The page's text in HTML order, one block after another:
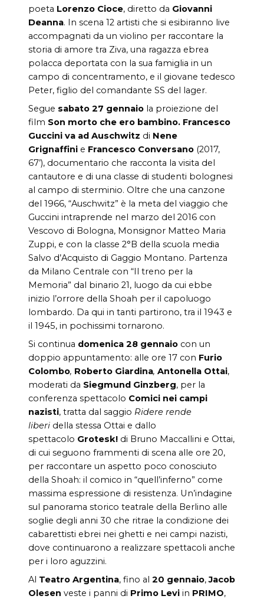
poeta Lorenzo Cioce, diretto da Giovanni
Deanna. In scena 12 artisti che si esibiranno live
accompagnati da un violino per raccontare la
storia di amore tra Ziva, una ragazza ebrea
polacca deportata con la sua famiglia in un
campo di concentramento, e il giovane tedesco
Peter, figlio del comandante SS del lager.
Segue sabato 27 gennaio la proiezione del
film Son morto che ero bambino. Francesco
Guccini va ad Auschwitz di Nene
Grignaffini e Francesco Conversano (2017,
67’), documentario che racconta la visita del
cantautore e di una classe di studenti bolognesi
al campo di sterminio. Oltre che una canzone
del 1966, “Auschwitz” è la meta del viaggio che
Guccini intraprende nel marzo del 2016 con
Vescovo di Bologna, Monsignor Matteo Maria
Zuppi, e con la classe 2°B della scuola media
Salvo d’Acquisto di Gaggio Montano. Partenza
da Milano Centrale con “Il treno per la
Memoria” dal binario 21, luogo da cui ebbe
inizio l’orrore della Shoah per il capoluogo
lombardo. Da qui in tanti partirono, tra il 1943 e
il 1945, in pochissimi tornarono.
Si continua domenica 28 gennaio con un
doppio appuntamento: alle ore 17 con Furio
Colombo, Roberto Giardina, Antonella Ottai,
moderati da Siegmund Ginzberg, per la
conferenza spettacolo Comici nei campi
nazisti, tratta dal saggio Ridere rende
liberi della stessa Ottai e dallo
spettacolo Grotesk! di Bruno Maccallini e Ottai,
di cui seguono frammenti di scena alle ore 20,
per raccontare un aspetto poco conosciuto
della Shoah: il comico in “quell’inferno” come
massima espressione di resistenza. Un’indagine
sul panorama storico teatrale della Berlino alle
soglie degli anni 30 che ritrae la condizione dei
cabarettisti ebrei nei ghetti e nei campi nazisti,
dove continuarono a realizzare spettacoli anche
per i loro aguzzini.
Al Teatro Argentina, fino al 20 gennaio,Jacob
Olesen veste i panni di Primo Levi in PRIMO,